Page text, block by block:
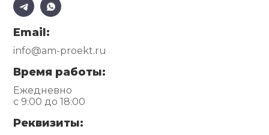
Email:
info@am-proekt.ru
Время работы:
Ежедневно
с 9:00 до 18:00
Реквизиты: